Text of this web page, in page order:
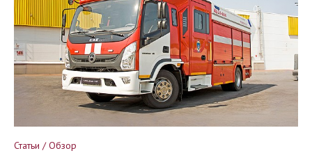
Статьи / Обзор